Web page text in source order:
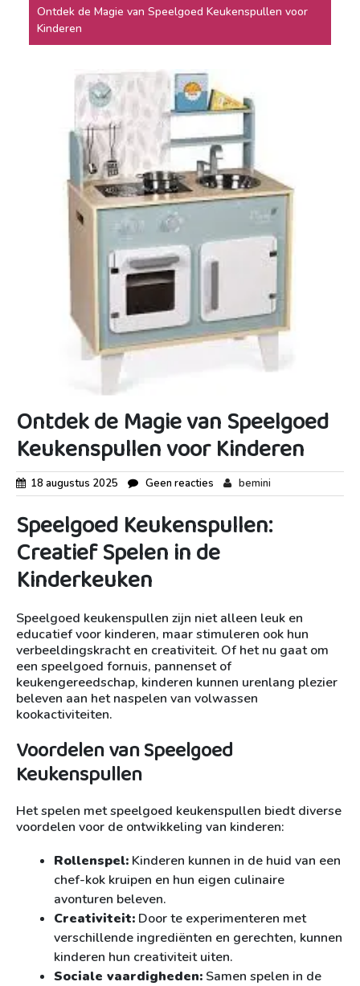
Ontdek de Magie van Speelgoed Keukenspullen voor
Kinderen
Ontdek de Magie van Speelgoed
Keukenspullen voor Kinderen
18 augustus 2025 Geen reacties bemini
Speelgoed Keukenspullen:
Creatief Spelen in de
Kinderkeuken
Speelgoed keukenspullen zijn niet alleen leuk en
educatief voor kinderen, maar stimuleren ook hun
verbeeldingskracht en creativiteit. Of het nu gaat om
een speelgoed fornuis, pannenset of
keukengereedschap, kinderen kunnen urenlang plezier
beleven aan het naspelen van volwassen
kookactiviteiten.
Voordelen van Speelgoed
Keukenspullen
Het spelen met speelgoed keukenspullen biedt diverse
voordelen voor de ontwikkeling van kinderen:
Rollenspel: Kinderen kunnen in de huid van een
chef-kok kruipen en hun eigen culinaire
avonturen beleven.
Creativiteit: Door te experimenteren met
verschillende ingrediënten en gerechten, kunnen
kinderen hun creativiteit uiten.
Sociale vaardigheden: Samen spelen in de